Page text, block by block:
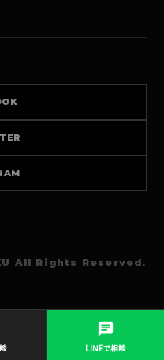
All Rights Reserved.
chat
LINEで相談